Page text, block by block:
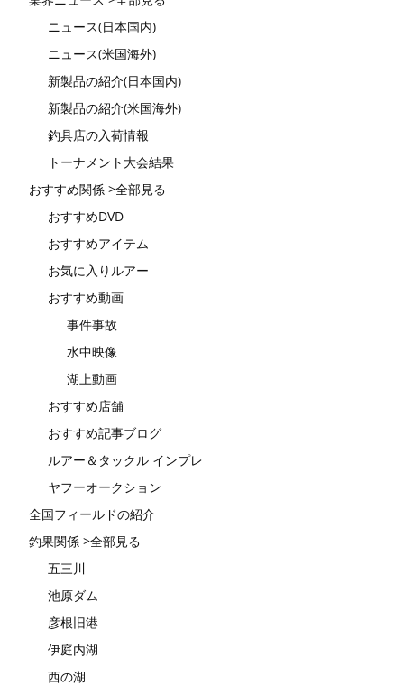
ニュース(日本国内)
ニュース(米国海外)
新製品の紹介(日本国内)
新製品の紹介(米国海外)
釣具店の入荷情報
トーナメント大会結果
おすすめ関係 >全部見る
おすすめDVD
おすすめアイテム
お気に入りルアー
おすすめ動画
事件事故
水中映像
湖上動画
おすすめ店舗
おすすめ記事ブログ
ルアー＆タックル インプレ
ヤフーオークション
全国フィールドの紹介
釣果関係 >全部見る
五三川
池原ダム
彦根旧港
伊庭内湖
西の湖